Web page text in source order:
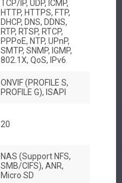
TCP/IP, UDP, ICMP,
HTTP, HTTPS, FTP,
DHCP, DNS, DDNS,
RTP, RTSP, RTCP,
PPPoE, NTP, UPnP,
SMTP, SNMP, IGMP,
802.1X, QoS, IPv6
ONVIF (PROFILE S,
PROFILE G), ISAPI
20
NAS (Support NFS,
SMB/CIFS), ANR,
Micro SD